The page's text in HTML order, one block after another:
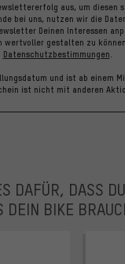
aus, um diesen
bei uns, nutzen wir die
Deinen Interessen
wertvoller gestalten zu
Datenschutzbestimmungen.
und ist ab einem
ist nicht mit anderen
DAFÜR, DASS
DEIN BIKE